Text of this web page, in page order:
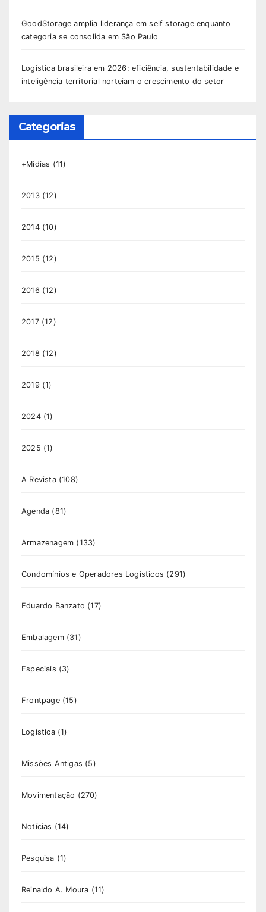
GoodStorage amplia liderança em self storage enquanto
categoria se consolida em São Paulo
Logística brasileira em 2026: eficiência, sustentabilidade e
inteligência territorial norteiam o crescimento do setor
Categorias
+Mídias (11)
2013(12)
2014(10)
2015 (12)
2016 (12)
2017(12)
2018 (12)
2019 (1)
2024(1)
2025 (1)
A Revista(108)
Agenda (81)
Armazenagem (133)
Condomínios e Operadores Logísticos (291)
Eduardo Banzato (17)
Embalagem(31)
Especiais (3)
Frontpage(15)
Logística(1)
Missões Antigas (5)
Movimentação (270)
Notícias (14)
Pesquisa (1)
Reinaldo A. Moura (11)